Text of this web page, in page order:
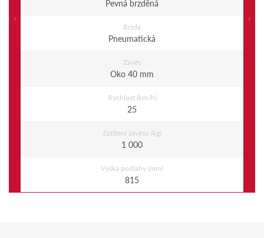
Pevná brzděná
Brzda
Pneumatická
Závěs
Oko 40 mm
Rychlost (km/h)
25
Zatížení závěsu (kg)
1 000
Výška podlahy (mm)
815